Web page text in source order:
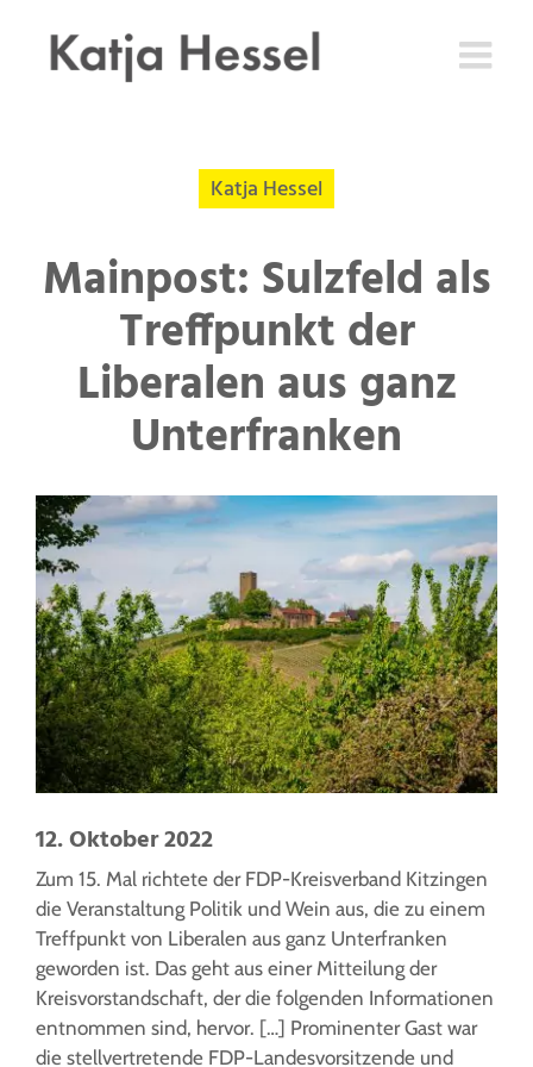
springen
Katja Hessel
Mainpost: Sulzfeld als
Treffpunkt der
Liberalen aus ganz
Unterfranken
12. Oktober 2022
Zum 15. Mal richtete der FDP-Kreisverband Kitzingen
die Veranstaltung Politik und Wein aus, die zu einem
Treffpunkt von Liberalen aus ganz Unterfranken
geworden ist. Das geht aus einer Mitteilung der
Kreisvorstandschaft, der die folgenden Informationen
entnommen sind, hervor. […] Prominenter Gast war
die stellvertretende FDP-Landesvorsitzende und